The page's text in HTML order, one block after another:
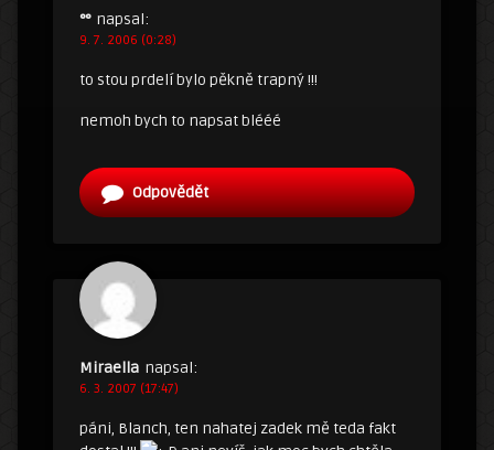
°° napsal:
9. 7. 2006 (0:28)
to stou prdelí bylo pěkně trapný !!!
nemoh bych to napsat blééé
Odpovědět
Miraella napsal:
6. 3. 2007 (17:47)
páni, Blanch, ten nahatej zadek mě teda fakt